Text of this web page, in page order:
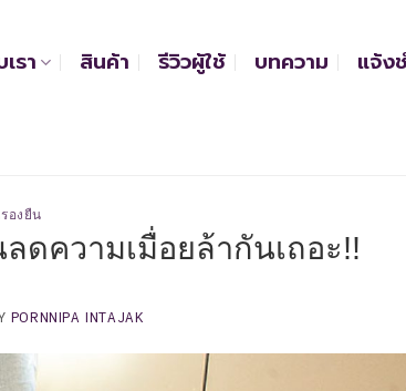
รา สินค้า รีวิวผู้ใช้ บทความ แจ้ง
องยืน
ดความเมื่อยล้ากันเถอะ!!
PORNNIPA INTAJAK